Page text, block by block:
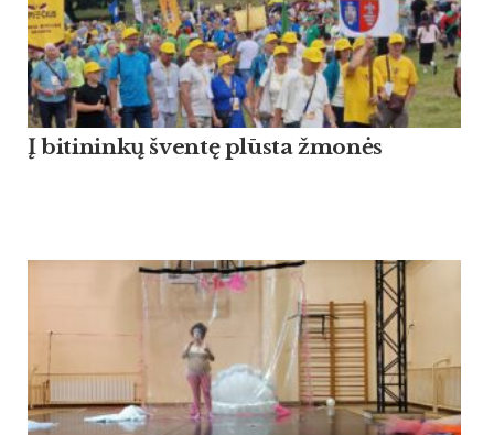
Į bitininkų šventę plūsta žmonės